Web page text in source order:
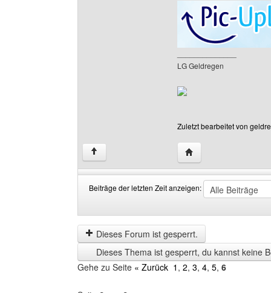
LG Geldregen
Zuletzt bearbeitet von
↑ Website dieses
Beiträge der letzten Zeit anzeigen:
der
letzten
Zeit
anzeigen
by
Dieses Forum ist gesperrt.
Dieses Thema ist gesperrt, du kannst keine
Gehe zu Seite « Zurück 1 , 2, 3, 4, 5, 6